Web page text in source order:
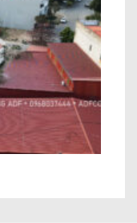
Bình Bắc